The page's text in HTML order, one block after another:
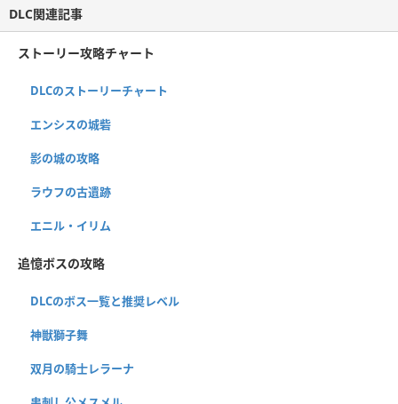
DLC関連記事
ストーリー攻略チャート
DLCのストーリーチャート
エンシスの城砦
影の城の攻略
ラウフの古遺跡
エニル・イリム
追憶ボスの攻略
DLCのボス一覧と推奨レベル
神獣獅子舞
双月の騎士レラーナ